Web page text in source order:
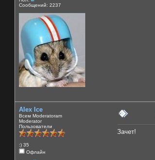
Сообщений: 2237
Alex Ice
Всем Moderatoram
Moderator
Пользователи
:) 35
Офлайн
Зачет!